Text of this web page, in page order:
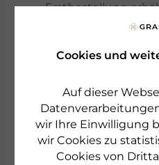
Cookies und
Auf dieser
wir Ihre Einwilligung
wir Cookies zu
Cookies von
Erstbestellung
Gutschein und der
(keine
einloggen und Ihre
zum